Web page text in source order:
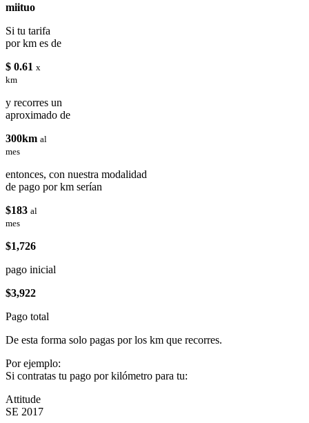
miituo
Si tu tarifa
por km es de
$ 0.61 x
km
y recorres un
aproximado de
300km al
mes
entonces, con nuestra modalidad
de pago por km serían
$183 al
mes
$1,726
pago inicial
$3,922
Pago total
De esta forma solo pagas por los km que recorres.
Por ejemplo:
Si contratas tu pago por kilómetro para tu:
Attitude
SE 2017